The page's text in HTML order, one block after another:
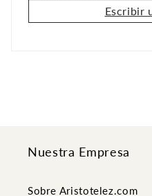
Escribir
Nuestra Empresa
Sobre Aristotelez.com